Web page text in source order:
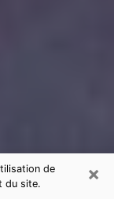
×
de
du site.